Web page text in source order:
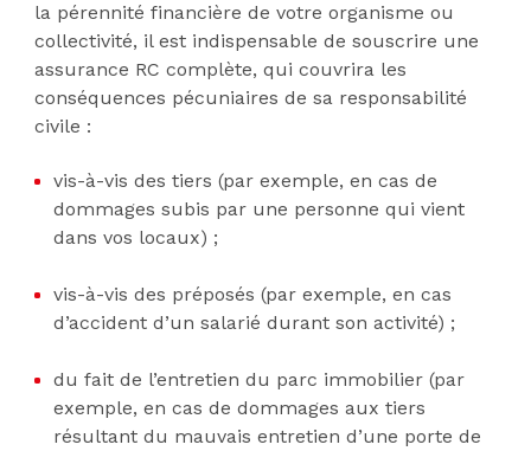
la pérennité financière de votre organisme ou
collectivité, il est indispensable de souscrire une
assurance RC complète, qui couvrira les
conséquences pécuniaires de sa responsabilité
civile :
vis-à-vis des tiers (par exemple, en cas de
dommages subis par une personne qui vient
dans vos locaux) ;
vis-à-vis des préposés (par exemple, en cas
d’accident d’un salarié durant son activité) ;
du fait de l’entretien du parc immobilier (par
exemple, en cas de dommages aux tiers
résultant du mauvais entretien d’une porte de